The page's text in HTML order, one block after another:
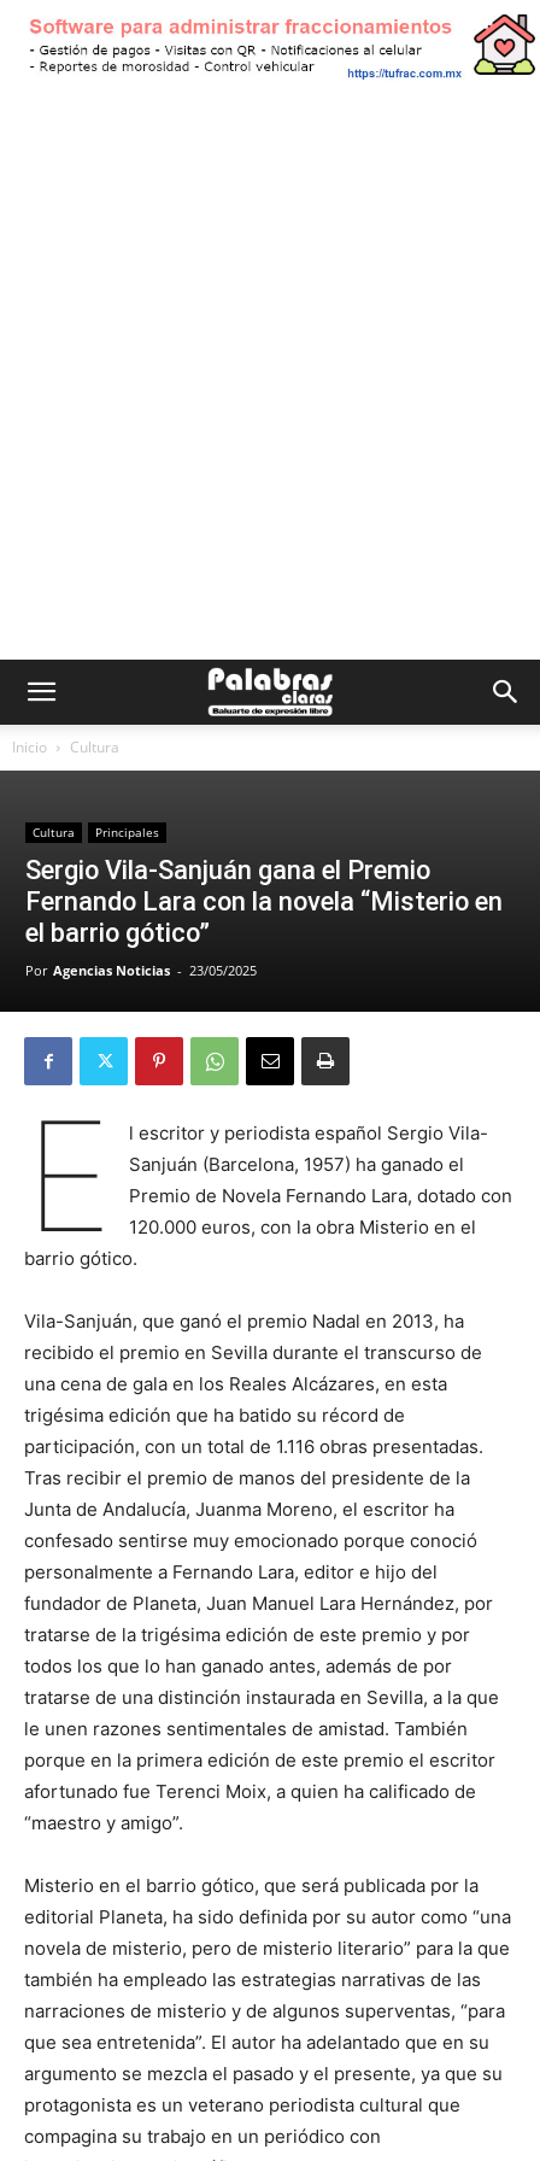
Inicio Cultura
Cultura Principales
Sergio Vila-Sanjuán gana el Premio
Fernando Lara con la novela “Misterio en
el barrio gótico”
Por Agencias Noticias - 23/05/2025
E
l escritor y periodista español Sergio Vila-
Sanjuán (Barcelona, 1957) ha ganado el
Premio de Novela Fernando Lara, dotado con
120.000 euros, con la obra Misterio en el
barrio gótico.
Vila-Sanjuán, que ganó el premio Nadal en 2013, ha
recibido el premio en Sevilla durante el transcurso de
una cena de gala en los Reales Alcázares, en esta
trigésima edición que ha batido su récord de
participación, con un total de 1.116 obras presentadas.
Tras recibir el premio de manos del presidente de la
Junta de Andalucía, Juanma Moreno, el escritor ha
confesado sentirse muy emocionado porque conoció
personalmente a Fernando Lara, editor e hijo del
fundador de Planeta, Juan Manuel Lara Hernández, por
tratarse de la trigésima edición de este premio y por
todos los que lo han ganado antes, además de por
tratarse de una distinción instaurada en Sevilla, a la que
le unen razones sentimentales de amistad. También
porque en la primera edición de este premio el escritor
afortunado fue Terenci Moix, a quien ha calificado de
“maestro y amigo”.
Misterio en el barrio gótico, que será publicada por la
editorial Planeta, ha sido definida por su autor como “una
novela de misterio, pero de misterio literario” para la que
también ha empleado las estrategias narrativas de las
narraciones de misterio y de algunos superventas, “para
que sea entretenida”. El autor ha adelantado que en su
argumento se mezcla el pasado y el presente, ya que su
protagonista es un veterano periodista cultural que
compagina su trabajo en un periódico con